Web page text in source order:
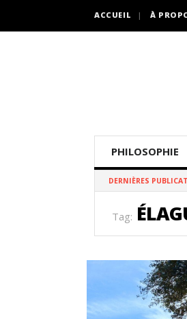
ACCUEIL À
PHILOSOPHIE
DERNIÈRES
Tag: